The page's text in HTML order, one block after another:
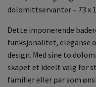
dolomittservanter – 73 x
Dette imponerende
funksjonalitet, eleganse
design. Med sine to
skapet et ideelt valg for
familier eller par som